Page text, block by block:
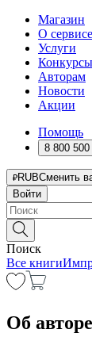
Магазин
О сервисе
Услуги
Конкурсы
Авторам
Новости
Акции
Помощь
8 800
RUBСменить
Войти
Поиск
Все книги
Об авторе